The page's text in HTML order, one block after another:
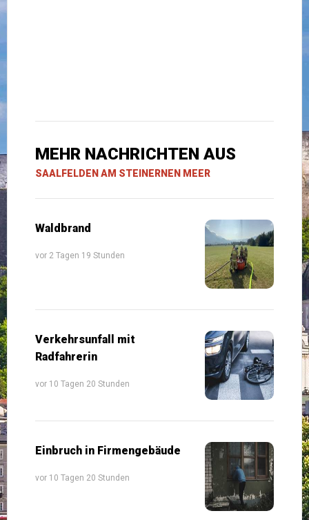
MEHR NACHRICHTEN AUS
SAALFELDEN AM STEINERNEN MEER
Waldbrand
vor 2 Tagen 19 Stunden
Verkehrsunfall mit
Radfahrerin
vor 10 Tagen 20 Stunden
Einbruch in Firmengebäude
vor 10 Tagen 20 Stunden